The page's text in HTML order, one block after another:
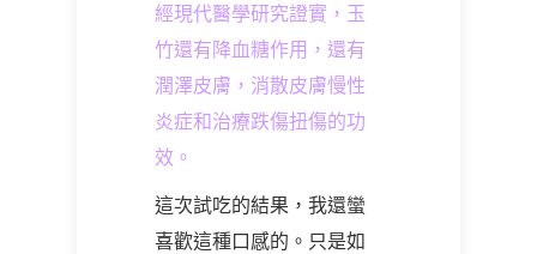
經現代醫學研究證實，玉
竹還有降血糖作用，還有
潤澤皮膚，消散皮膚慢性
炎症和治療跌傷扭傷的功
效。
這次試吃的結果，我還蠻
喜歡這種口感的。只是如